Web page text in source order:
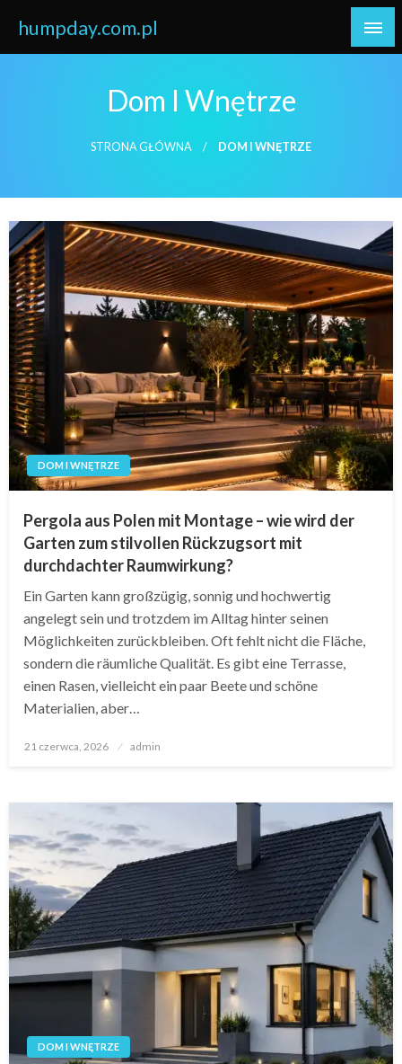
content
humpday.com.pl
Dom I Wnętrze
STRONA GŁÓWNA DOM I WNĘTRZE
DOM I WNĘTRZE
Pergola aus Polen mit Montage – wie wird der
Garten zum stilvollen Rückzugsort mit
durchdachter Raumwirkung?
Ein Garten kann großzügig, sonnig und hochwertig
angelegt sein und trotzdem im Alltag hinter seinen
Möglichkeiten zurückbleiben. Oft fehlt nicht die Fläche,
sondern die räumliche Qualität. Es gibt eine Terrasse,
einen Rasen, vielleicht ein paar Beete und schöne
Materialien, aber…
Opublikowane
21 czerwca, 2026 admin
DOM I WNĘTRZE